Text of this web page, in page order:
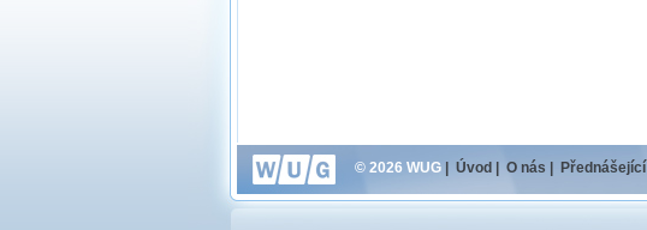
© 2026 WUG Úvod O nás Přednášející